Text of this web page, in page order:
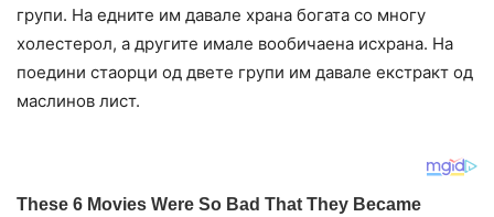
групи. На едните им давале храна богата со многу
холестерол, а другите имале вообичаена исхрана. На
поедини стаорци од двете групи им давале екстракт од
маслинов лист.